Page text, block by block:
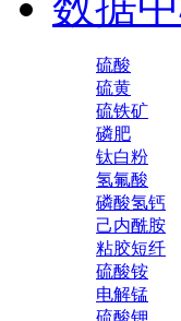
硫酸
硫黄
硫铁矿
磷肥
钛白粉
氢氟酸
磷酸氢钙
己内酰胺
粘胶短纤
硫酸铵
电解锰
硫酸钾